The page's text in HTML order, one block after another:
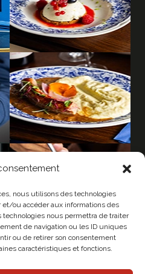
nous utilisons des technologies
ou accéder aux informations des
technologies nous permettra de traiter
de navigation ou les ID uniques
ou de retirer son consentement
caractéristiques et fonctions.